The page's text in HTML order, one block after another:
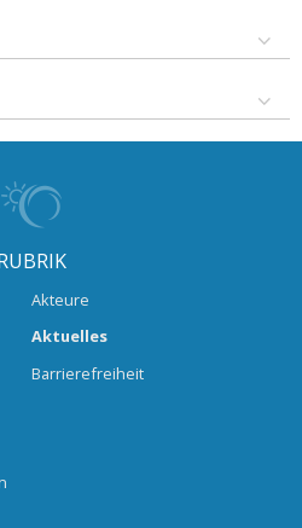
Akteure
Aktuelles
Barrierefreiheit